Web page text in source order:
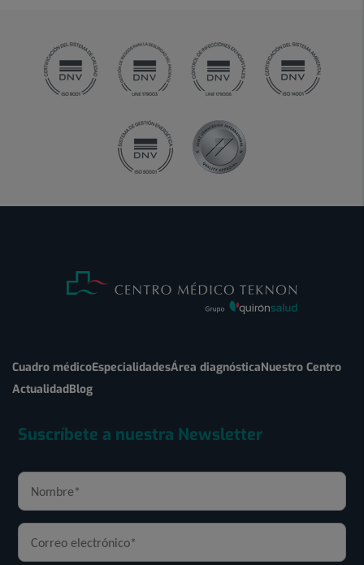
Cuadro médicoEspecialidadesÁrea diagnósticaNuestro Centro
ActualidadBlog
Suscríbete a nuestra Newsletter